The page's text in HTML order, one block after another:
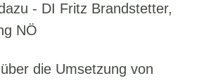
- DI Fritz Brandstetter,
NÖ
über die Umsetzung von